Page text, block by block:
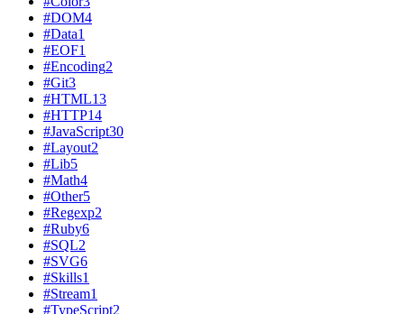
#DOM4
#Data1
#EOF1
#Encoding2
#Git3
#HTML13
#HTTP14
#JavaScript30
#Layout2
#Lib5
#Math4
#Other5
#Regexp2
#Ruby6
#SQL2
#SVG6
#Skills1
#Stream1
#TypeScript2